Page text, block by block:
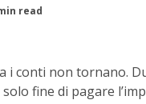
read
i conti non tornano.
fine di pagare